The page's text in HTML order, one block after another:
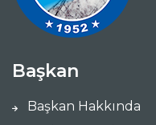
Başkan
Başkan Hakkında